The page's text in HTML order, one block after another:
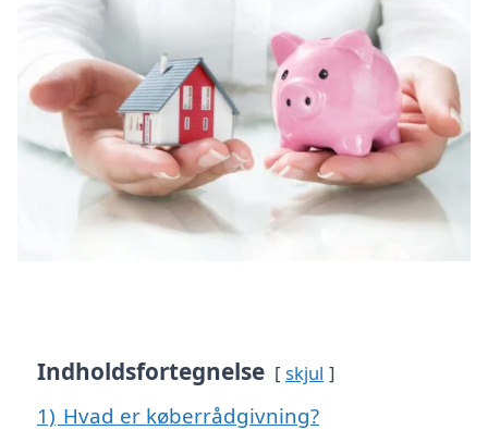
Indholdsfortegnelse skjul
1) Hvad er køberrådgivning?